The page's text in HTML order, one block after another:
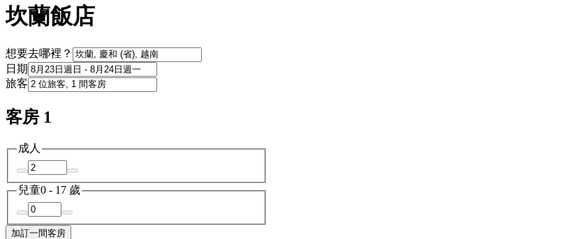
坎蘭飯店
想要去哪裡？
日期
旅客
客房 1
成人
兒童0 - 17 歲
加訂一間客房